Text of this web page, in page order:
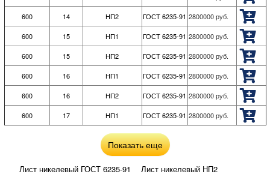
600 14 НП2 ГОСТ 6235-91 2800000руб.
600 15 НП1 ГОСТ 6235-91 2800000руб.
600 15 НП2 ГОСТ 6235-91 2800000руб.
600 16 НП1 ГОСТ 6235-91 2800000руб.
600 16 НП2 ГОСТ 6235-91 2800000руб.
600 17 НП1 ГОСТ 6235-91 2800000руб.
Показать еще
Лист никелевый ГОСТ 6235-91
Лист никелевый НП2